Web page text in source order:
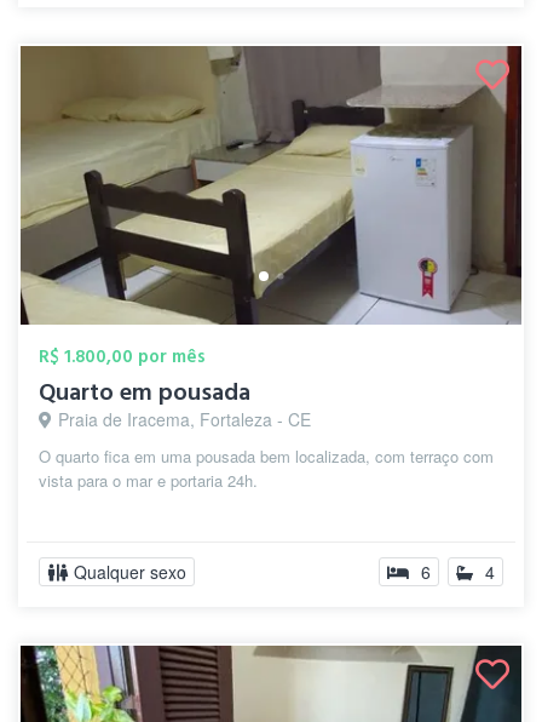
R$ 1.800,00 por mês
Quarto em pousada
Praia de Iracema, Fortaleza - CE
O quarto fica em uma pousada bem localizada, com terraço com
vista para o mar e portaria 24h.
Qualquer sexo 6 4